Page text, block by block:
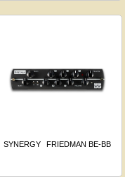
SYNERGY FRIEDMAN BE-BB